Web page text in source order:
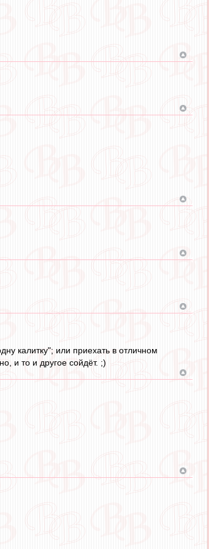
калитку"; или приехать в отличном
и то и другое сойдёт. ;)